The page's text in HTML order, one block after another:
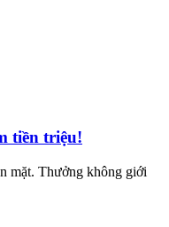
tiền triệu!
mặt. Thưởng không giới